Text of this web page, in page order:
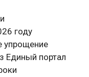
году
упрощение
Единый портал